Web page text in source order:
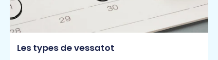
Les types de vessatot